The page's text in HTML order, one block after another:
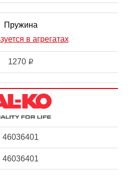
Пружина
в агрегатах
1270 i
46036401
46036401